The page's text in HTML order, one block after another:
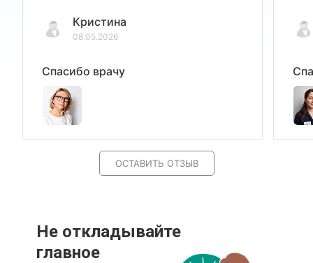
Кристина
08.05.2026
Спасибо врачу
ОСТАВИТЬ ОТЗЫВ
Не откладывайте
главное